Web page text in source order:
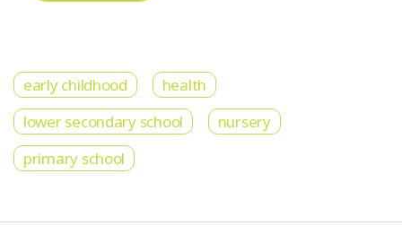
early childhood
health
lower secondary school
nursery
primary school